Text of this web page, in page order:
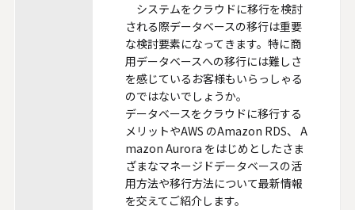
システムをクラウドに移行を検討
される際データベースの移行は重要
な検討要素になってきます。特に商
用データベースへの移行には難しさ
を感じているお客様もいらっしゃる
のではないでしょうか。
データベースをクラウドに移行する
メリットやAWS のAmazon RDS、 A
mazon Aurora をはじめとしたさま
ざまなマネージドデータベースの活
用方法や移行方法について最新情報
を交えてご紹介します。